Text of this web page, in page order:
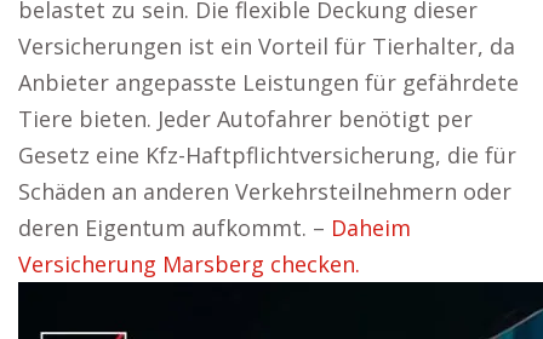
belastet zu sein. Die flexible Deckung dieser
Versicherungen ist ein Vorteil für Tierhalter, da
Anbieter angepasste Leistungen für gefährdete
Tiere bieten. Jeder Autofahrer benötigt per
Gesetz eine Kfz-Haftpflichtversicherung, die für
Schäden an anderen Verkehrsteilnehmern oder
deren Eigentum aufkommt. – Daheim
Versicherung Marsberg checken.